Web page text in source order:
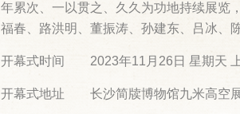
年累次、一以贯之、久久为功地持续展览
福春、路洪明、董振涛、孙建东、吕冰、
开幕式时间 2023年11月26日 星期天
开幕式地址 长沙简牍博物馆九米高空